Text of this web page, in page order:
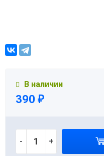
В наличии
390 ₽
- +